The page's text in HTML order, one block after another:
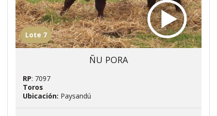
Lote 7
ÑU PORA
RP: 7097
Toros
Ubicación: Paysandú